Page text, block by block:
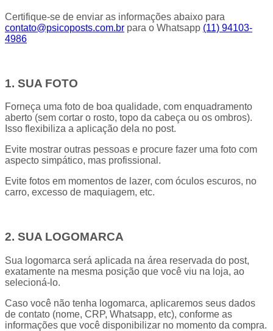
Certifique-se de enviar as informações abaixo para
contato@psicoposts.com.br para o Whatsapp (11) 94103-
4986
1. SUA FOTO
Forneça uma foto de boa qualidade, com enquadramento
aberto (sem cortar o rosto, topo da cabeça ou os ombros).
Isso flexibiliza a aplicação dela no post.
Evite mostrar outras pessoas e procure fazer uma foto com
aspecto simpático, mas profissional.
Evite fotos em momentos de lazer, com óculos escuros, no
carro, excesso de maquiagem, etc.
2. SUA LOGOMARCA
Sua logomarca será aplicada na área reservada do post,
exatamente na mesma posição que você viu na loja, ao
selecioná-lo.
Caso você não tenha logomarca, aplicaremos seus dados
de contato (nome, CRP, Whatsapp, etc), conforme as
informações que você disponibilizar no momento da compra.